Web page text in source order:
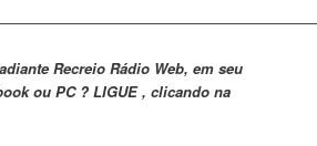
Recreio Rádio Web, em seu
ou PC ? LIGUE , clicando na